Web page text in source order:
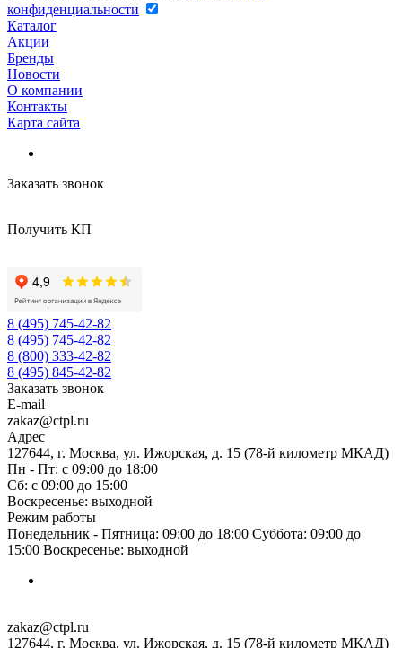
конфиденциальности
Каталог
Акции
Бренды
Новости
О компании
Контакты
Карта сайта
Заказать звонок
Получить КП
8 (495) 745-42-82
8 (495) 745-42-82
8 (800) 333-42-82
8 (495) 845-42-82
Заказать звонок
E-mail
zakaz@ctpl.ru
Адрес
127644, г. Москва, ул. Ижорская, д. 15 (78-й километр МКАД)
Пн - Пт: с 09:00 до 18:00
Сб: с 09:00 до 15:00
Воскресенье: выходной
Режим работы
Понедельник - Пятница: 09:00 до 18:00 Суббота: 09:00 до
15:00 Воскресенье: выходной
zakaz@ctpl.ru
127644, г. Москва, ул. Ижорская, д. 15 (78-й километр МКАД)